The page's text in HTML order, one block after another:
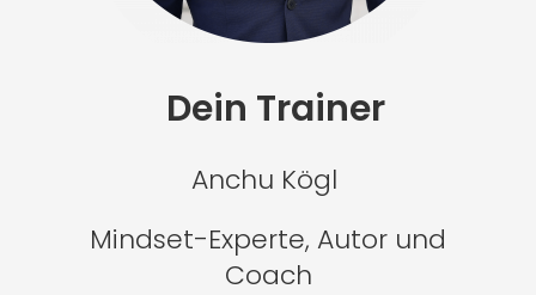
Dein Trainer
Anchu Kögl
Mindset-Experte, Autor und
Coach